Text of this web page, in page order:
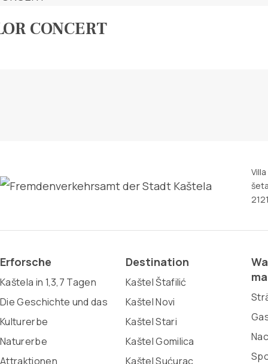
CONCERT
Erforsche
Kaštela in 1,3,7 Tagen
Die Geschichte und das
Kulturerbe
Naturerbe
Attraktionen
Destination
Kaštel Štafilić
Kaštel Novi
Kaštel Stari
Kaštel Gomilica
Kaštel Sućurac